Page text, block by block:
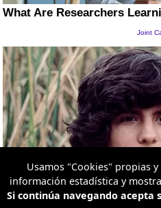
Usamos "Cookies" propias
información estadística y
Si continúa navegando acepta